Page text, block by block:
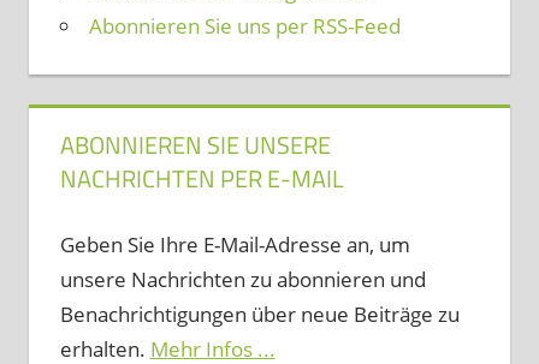
Abonnieren Sie uns per RSS-Feed
ABONNIEREN SIE UNSERE
NACHRICHTEN PER E-MAIL
Geben Sie Ihre E-Mail-Adresse an, um
unsere Nachrichten zu abonnieren und
Benachrichtigungen über neue Beiträge zu
erhalten. Mehr Infos ...